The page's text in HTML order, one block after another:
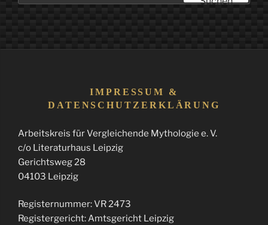
IMPRESSUM &
DATENSCHUTZERKLÄRUNG
Arbeitskreis für Vergleichende Mythologie e. V.
c/o Literaturhaus Leipzig
Gerichtsweg 28
04103 Leipzig
Registernummer: VR 2473
Registergericht: Amtsgericht Leipzig